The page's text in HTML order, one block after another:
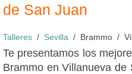
de San Juan
Talleres Sevilla Brammo
Te presentamos los
Brammo en Villanueva de